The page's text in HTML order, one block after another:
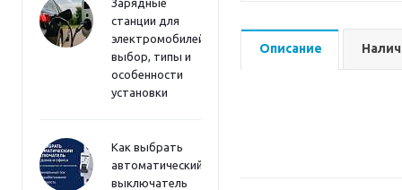
Зарядные
станции для
электромобилей:
выбор, типы и
особенности
установки
Как выбрать
автоматический
выключатель
Описание